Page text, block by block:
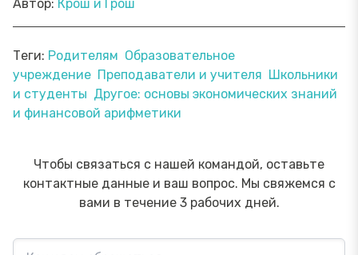
Автор: Крош и Грош
Теги: Родителям Образовательное
учреждение Преподаватели и учителя Школьники
и студенты Другое: основы экономических знаний
и финансовой арифметики
Чтобы связаться с нашей командой, оставьте
контактные данные и ваш вопрос. Мы свяжемся с
вами в течение 3 рабочих дней.